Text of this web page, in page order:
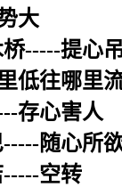
大
-----提心
低往哪里
存心害人
随心所
空转